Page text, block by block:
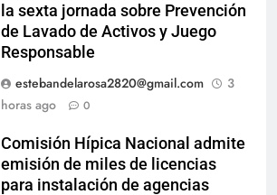
la sexta jornada sobre Prevención
de Lavado de Activos y Juego
Responsable
estebandelarosa2820@gmail.com
3
horas ago
0
Comisión Hípica Nacional admite
emisión de miles de licencias
para instalación de agencias